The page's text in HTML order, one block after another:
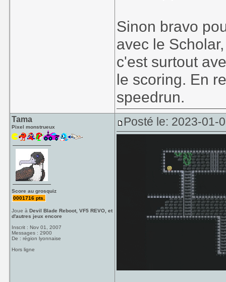
Sinon bravo
avec le
c'est surtout
le scoring. En
speedrun.
Tama
Pixel monstrueux
Score au grosquiz
0001716 pts.
Joue àDevil Blade Reboot, VF5 REVO, et
d'autres jeux encore
Inscrit : Nov 01, 2007
Messages : 2900
De : région lyonnaise
Hors ligne
Posté le: 2023-01-